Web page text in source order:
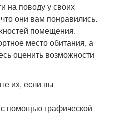
на поводу у своих
они вам понравились.
помещения.
место обитания, а
оценить возможности
их, если вы
помощью графической